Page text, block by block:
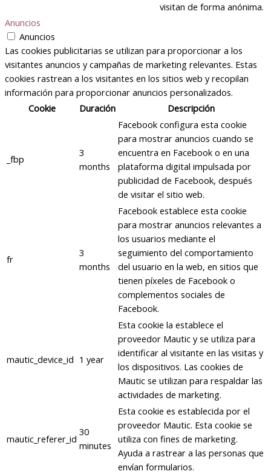
visitan de forma anónima.
Anuncios
Anuncios
Las cookies publicitarias se utilizan para proporcionar a los
visitantes anuncios y campañas de marketing relevantes. Estas
cookies rastrean a los visitantes en los sitios web y recopilan
información para proporcionar anuncios personalizados.
Cookie
Duración Descripción
_fbp
3
months
Facebook configura esta cookie
para mostrar anuncios cuando se
encuentra en Facebook o en una
plataforma digital impulsada por
publicidad de Facebook, después
de visitar el sitio web.
fr
3
months
Facebook establece esta cookie
para mostrar anuncios relevantes a
los usuarios mediante el
seguimiento del comportamiento
del usuario en la web, en sitios que
tienen píxeles de Facebook o
complementos sociales de
Facebook.
mautic_device_id 1 year
Esta cookie la establece el
proveedor Mautic y se utiliza para
identificar al visitante en las visitas y
los dispositivos. Las cookies de
Mautic se utilizan para respaldar las
actividades de marketing.
mautic_referer_id
30
minutes
Esta cookie es establecida por el
proveedor Mautic. Esta cookie se
utiliza con fines de marketing.
Ayuda a rastrear a las personas que
envían formularios.